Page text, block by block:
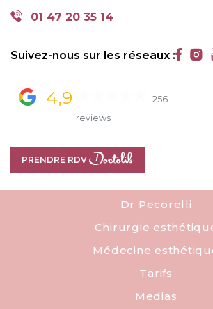
18 RUE BOISSIÈRE, 75116 PARIS,
01 47 20 35 14
Suivez-nous sur les réseaux :
4,9
256
reviews
PRENDRE RDV
Dr Pecorelli
Chirurgie
Médecine
Tarifs
Medias